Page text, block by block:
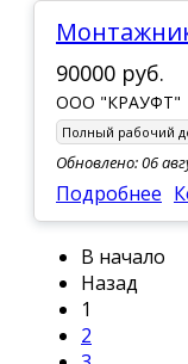
90000 руб.
ООО "КРАУФТ"
Полный рабочий
Обновлено: 06
Подробнее
В начало
Назад
1
2